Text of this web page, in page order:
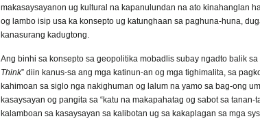
makasaysayanon ug kultural na kapanulundan na ato kinahanglan
og lambo isip usa ka konsepto ug katunghaan sa paghuna-huna,
kanasurang kadugtong.
Ang binhi sa konsepto sa geopolitika mobadlis subay ngadto balik
Think” diin kanus-sa ang mga katinun-an og mga tighimalita, sa
kahimoan sa siglo nga nakighuman og lalum na yamo sa bag-ong
kasaysayan og pangita sa “katu na makapahatag og sabot sa
kalamboan sa kasaysayan sa kalibotan ug sa kakaplagan sa mga